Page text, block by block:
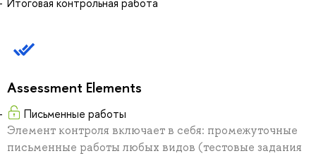
Assessment Elements
Письменные работы
Элемент контроля включает в себя: промежуточные
письменные работы любых видов (тестовые задания